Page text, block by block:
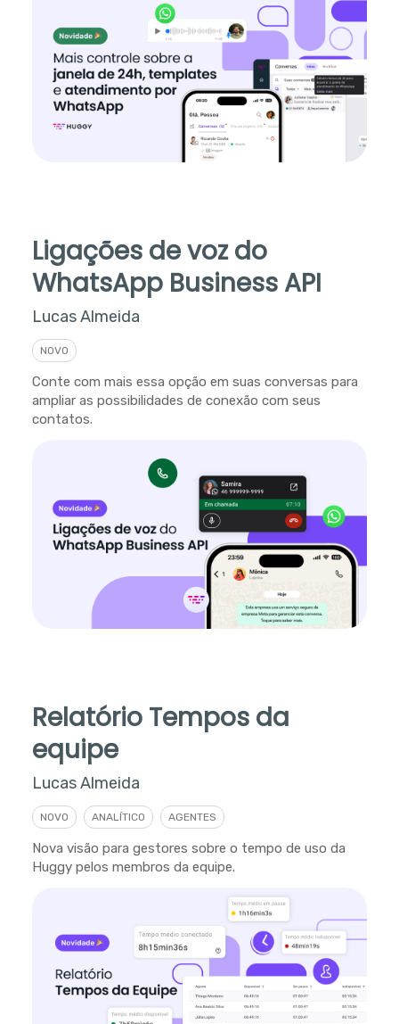
Ligações de voz do
WhatsApp Business API
Lucas Almeida
NOVO
Conte com mais essa opção em suas conversas para
ampliar as possibilidades de conexão com seus
contatos.
Relatório Tempos da
equipe
Lucas Almeida
NOVO ANALÍTICO AGENTES
Nova visão para gestores sobre o tempo de uso da
Huggy pelos membros da equipe.